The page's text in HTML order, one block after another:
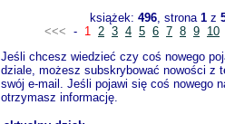
książek: 496, strona 1 z
<<< - 1 2 3 4 5 6 7 8 9 10
Jeśli chcesz wiedzieć czy coś nowego
dziale, możesz subskrybować nowości z
swój e-mail. Jeśli pojawi się coś nowego
otrzymasz informację.